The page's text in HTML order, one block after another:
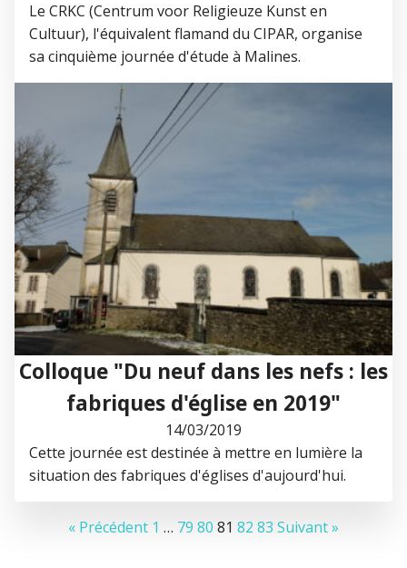
Le CRKC (Centrum voor Religieuze Kunst en
Cultuur), l'équivalent flamand du CIPAR, organise
sa cinquième journée d'étude à Malines.
Colloque "Du neuf dans les nefs : les
fabriques d'église en 2019"
14/03/2019
Cette journée est destinée à mettre en lumière la
situation des fabriques d'églises d'aujourd'hui.
« Précédent 1 … 79 80 81 82 83 Suivant »